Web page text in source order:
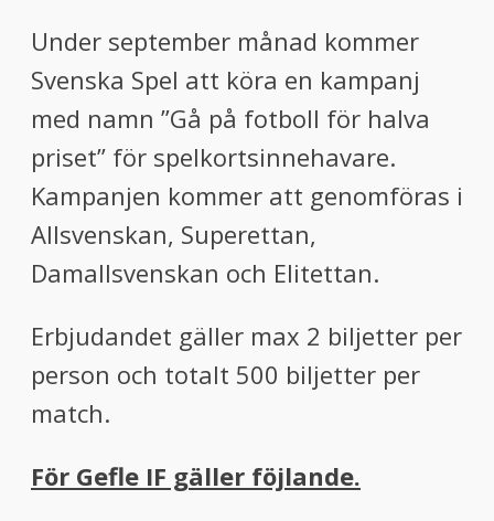
Under september månad kommer
Svenska Spel att köra en kampanj
med namn ”Gå på fotboll för halva
priset” för spelkortsinnehavare.
Kampanjen kommer att genomföras i
Allsvenskan, Superettan,
Damallsvenskan och Elitettan.
Erbjudandet gäller max 2 biljetter per
person och totalt 500 biljetter per
match.
För Gefle IF gäller föjlande.